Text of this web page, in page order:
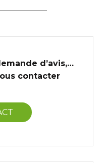
d’avis,…
contacter